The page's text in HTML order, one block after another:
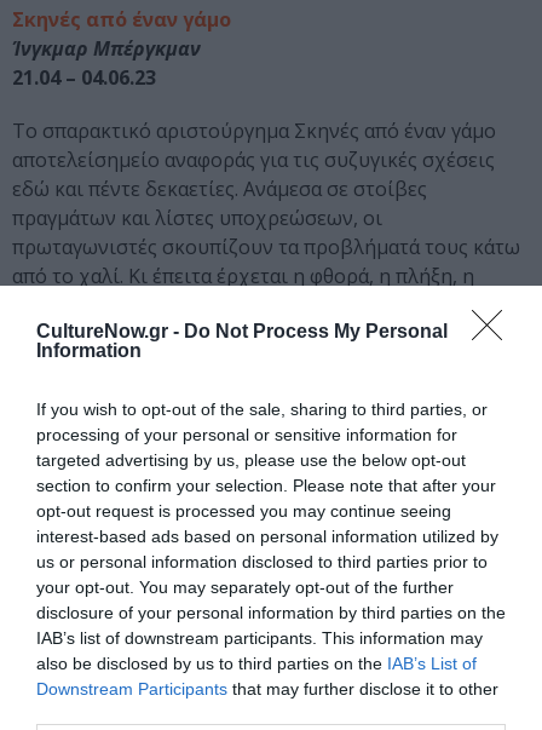
CultureNow.gr - Do Not Process My Personal
Information
If you wish to opt-out of the sale, sharing to third parties, or
processing of your personal or sensitive information for
targeted advertising by us, please use the below opt-out
section to confirm your selection. Please note that after your
opt-out request is processed you may continue seeing
interest-based ads based on personal information utilized by
us or personal information disclosed to third parties prior to
your opt-out. You may separately opt-out of the further
disclosure of your personal information by third parties on the
IAB’s list of downstream participants. This information may
also be disclosed by us to third parties on the IAB’s List of
Downstream Participants that may further disclose it to other
Σκηνές από έναν γάμο
Ίνγκμαρ Μπέργκμαν
21.04 – 04.06.23
Το σπαρακτικό αριστούργημα Σκηνές από έναν γάμο
αποτελείσημείο αναφοράς για τις συζυγικές σχέσεις
εδώ και πέντε δεκαετίες. Ανάμεσα σε στοίβες
πραγμάτων και λίστες υποχρεώσεων, οι
πρωταγωνιστές σκουπίζουν τα προβλήματά τους κάτω
από το χαλί. Κι έπειτα έρχεται η φθορά, η πλήξη, η
Δραματουργία – Μετάφραση – Σκηνοθεσία: Έλενα
Κίνηση: Φαίδρα Σούτου
Μουσική: VioletLouise
Φωτισμοί: Νίκος Βλασόπουλος
Βοηθός σκηνοθέτη: Ανθή Φουντά
Ερμηνεία: Μαρία Καλλιμάνη, Νίκος Ψαρράς.
ΠΑΙΔΙΚΗ – ΕΦΗΒΙΚΗ ΣΚΗΝΗ
Ακούσατε, ακούσατε, γονείς και κηδεμόνες,ο
Καραγκιόζης πρόεδρος!
Σάκης Σερέφας – Κώστας Μακρής